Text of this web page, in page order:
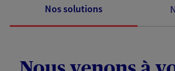
Nos solutions